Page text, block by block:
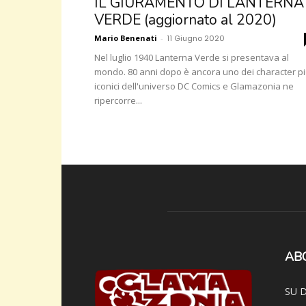
VERDE (aggiornato al 2020)
Mario Benenati - 11 Giugno 2020
Nel luglio 1940 Lanterna Verde si presentava al
mondo. 80 anni dopo è ancora uno dei character
iconici dell'universo DC Comics e Glamazonia ne
ripercorre...
SU